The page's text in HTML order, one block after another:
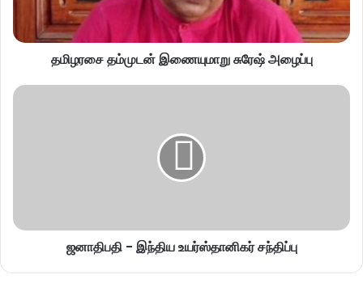
தமிழரசை தம்முடன் இணையுமாறு சுரேஷ் அழைப்பு
ஜனாதிபதி - இந்திய உயர்ஸ்தானிகர் சந்திப்பு